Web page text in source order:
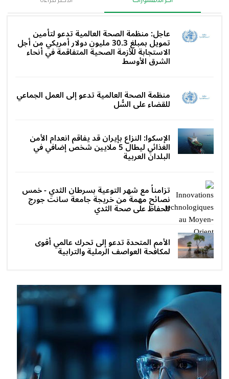
عاجل: منظمة الصحة العالمية تدعو لتأمين
تمويل بمبلغ 30.3 مليون دولار أمريكي من أجل
الاستجابة للأزمة الصحية المتفاقمة في أنحاء
الشرق الأوسط
منظمة الصحة العالمية تدعو إلى العمل الجماعي
للقضاء على السُّل
الإسكوا: النزاع بإيران قد يفاقم انعدام الأمن
الغذائي ليطال 5 ملايين شخص إضافي في
البلدان العربية
تزامناً مع شهر التوعية بسرطان الثدي - خمس
نصائح مهمة من خريجة جامعة سانت جورج
للحفاظ على صحة الثدي‎
الأمم المتحدة تدعو إلى تحرك عالمي أقوى
لمكافحة العواصف الرملية والترابية